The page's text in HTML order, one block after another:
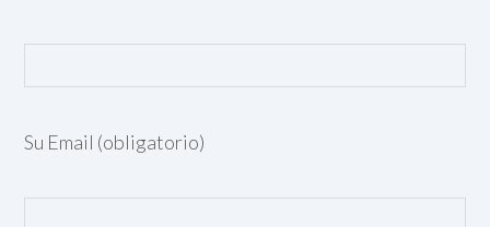
Su Email (obligatorio)